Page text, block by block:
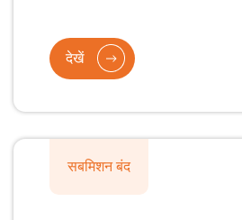
देखें
सबमिशन बंद